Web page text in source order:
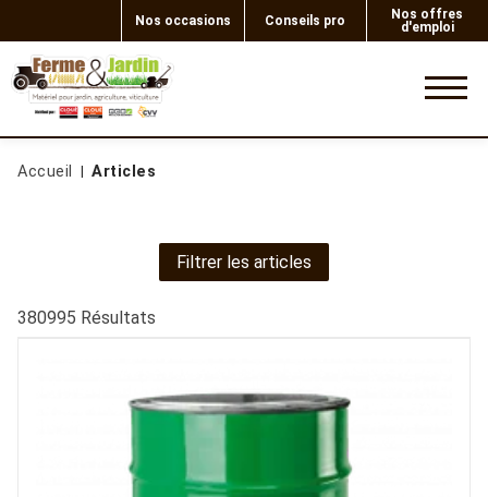
Nos occasions Conseils pro
Nos offres
d'emploi
Accueil Articles
Filtrer les articles
380995 Résultats